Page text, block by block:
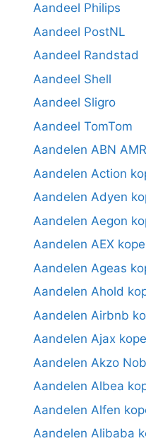
Aandeel Philips
Aandeel PostNL
Aandeel Randstad
Aandeel Shell
Aandeel Sligro
Aandeel TomTom
Aandelen ABN
Aandelen Action
Aandelen Adyen
Aandelen Aegon
Aandelen AEX
Aandelen Ageas
Aandelen Ahold
Aandelen Airbnb
Aandelen Ajax
Aandelen Akzo
Aandelen Albea
Aandelen Alfen
Aandelen Alibaba